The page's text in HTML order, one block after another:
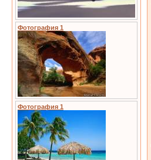
Фотография 1
Фотография 1